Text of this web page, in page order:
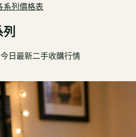
系列價格表
日最新二手收購行情